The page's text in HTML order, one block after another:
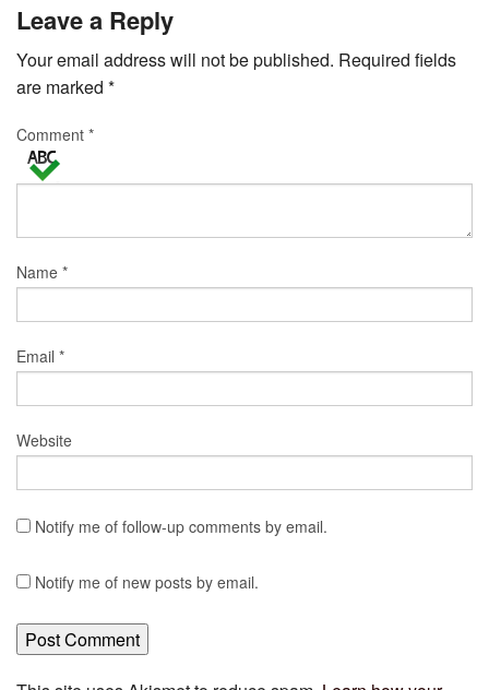
Leave a Reply
Your email address will not be published. Required fields
are marked *
Comment *
Name *
Email *
Website
Notify me of follow-up comments by email.
Notify me of new posts by email.